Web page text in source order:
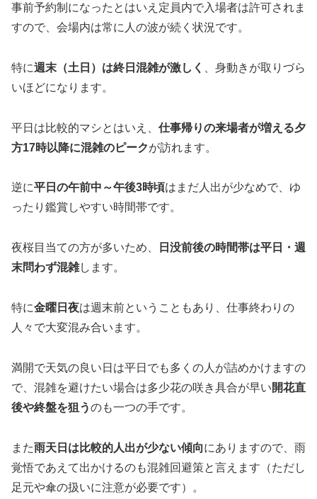
事前予約制になったとはいえ定員内で入場者は許可されま
すので、会場内は常に人の波が続く状況です。
特に週末（土日）は終日混雑が激しく
、身動きが取りづら
いほどになります。
平日は比較的マシとはいえ、 仕事帰りの来場者が増える夕
方17時以降に混雑のピークが訪れます。
逆に平日の午前中～午後3時頃はまだ人出が少なめで、ゆ
ったり鑑賞しやすい時間帯です。
夜桜目当ての方が多いため、
日没前後の時間帯は平日・週
末問わず混雑します。
特に金曜日夜は週末前ということもあり、仕事終わりの
人々で大変混み合います。
満開で天気の良い日は平日でも多くの人が詰めかけますの
で、混雑を避けたい場合は多少花の咲き具合が早い開花直
後や終盤を狙うのも一つの手です。
また雨天日は比較的人出が少ない傾向にありますので、雨
覚悟であえて出かけるのも混雑回避策と言えます（ただし
足元や傘の扱いに注意が必要です）。